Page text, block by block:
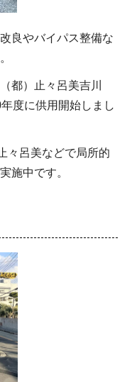
良やバイパス整備な
都）止々呂美吉川
度に供用開始しまし
々呂美などで局所的
施中です。